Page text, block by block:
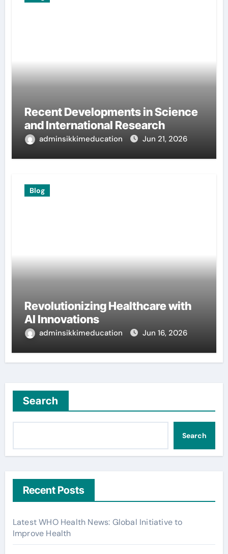
Recent Developments in Science
and International Research
adminsikkimeducation Jun 21, 2026
Blog
Revolutionizing Healthcare with
AI Innovations
adminsikkimeducation Jun 16, 2026
Search
Search
Recent Posts
Latest WHO Health News: Global Initiative to
Improve Health